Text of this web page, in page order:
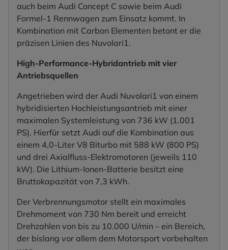
auch beim Audi Concept C sowie beim Audi
Formel-1 Rennwagen zum Einsatz kommt. In
Kombination mit Carbon Elementen betont er die
präzisen Linien des Nuvolari1.
High-Performance-Hybridantrieb mit vier
Antriebsquellen
Angetrieben wird der Audi Nuvolari1 von einem
hybridisierten Hochleistungsantrieb mit einer
maximalen Systemleistung von 736 kW (1.001
PS). Hierfür setzt Audi auf die Kombination aus
einem 4,0-Liter V8 Biturbo mit 588 kW (800 PS)
und drei Axialfluss-Elektromotoren (jeweils 110
kW). Die Lithium-Ionen-Batterie besitzt eine
Bruttokapazität von 7,3 kWh.
Der Verbrennungsmotor stellt ein maximales
Drehmoment von 730 Nm bereit und erreicht
Drehzahlen von bis zu 10.000 U/min – ein Bereich,
der bislang vor allem dem Motorsport vorbehalten